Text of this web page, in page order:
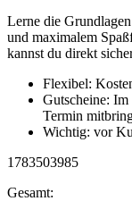
Lerne die
und maximalem
kannst du direkt
Flexibel:
Gutscheine:
Termin
Wichtig: vor
1783503985
Gesamt: